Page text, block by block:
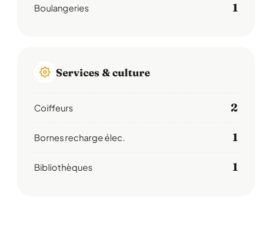
Boulangeries 1
Services & culture
Coiffeurs 2
Bornes recharge élec. 1
Bibliothèques 1